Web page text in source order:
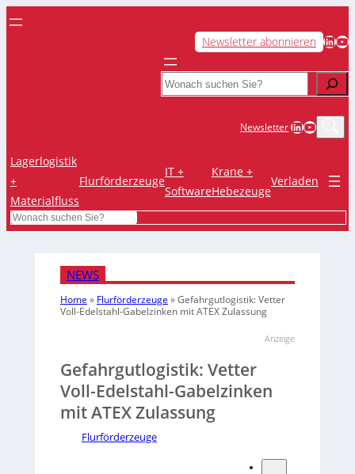
Newsletter abonnieren LinkedIn YouTube
Search
NewsletterLinkedIn
Lagerlogistik
+
Materialfluss
Flurförderzeuge
IT +
Software
Krane +
Hebezeuge
Verladen
Search
NEWS
Home » Flurförderzeuge »Gefahrgutlogistik: Vetter
Voll-Edelstahl-Gabelzinken mit ATEX Zulassung
Anzeige
Gefahrgutlogistik: Vetter
Voll-Edelstahl-Gabelzinken
mit ATEX Zulassung
Flurförderzeuge